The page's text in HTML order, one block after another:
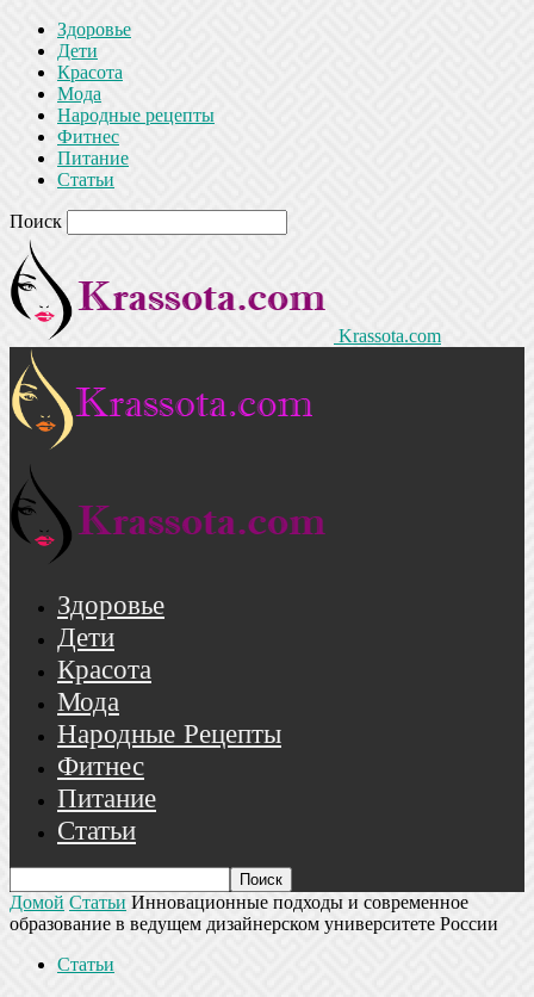
Здоровье
Дети
Красота
Мода
Народные рецепты
Фитнес
Питание
Статьи
Поиск
Krassota.com
Здоровье
Дети
Красота
Мода
Народные Рецепты
Фитнес
Питание
Статьи
Домой Статьи Инновационные подходы и современное
образование в ведущем дизайнерском университете России
Статьи